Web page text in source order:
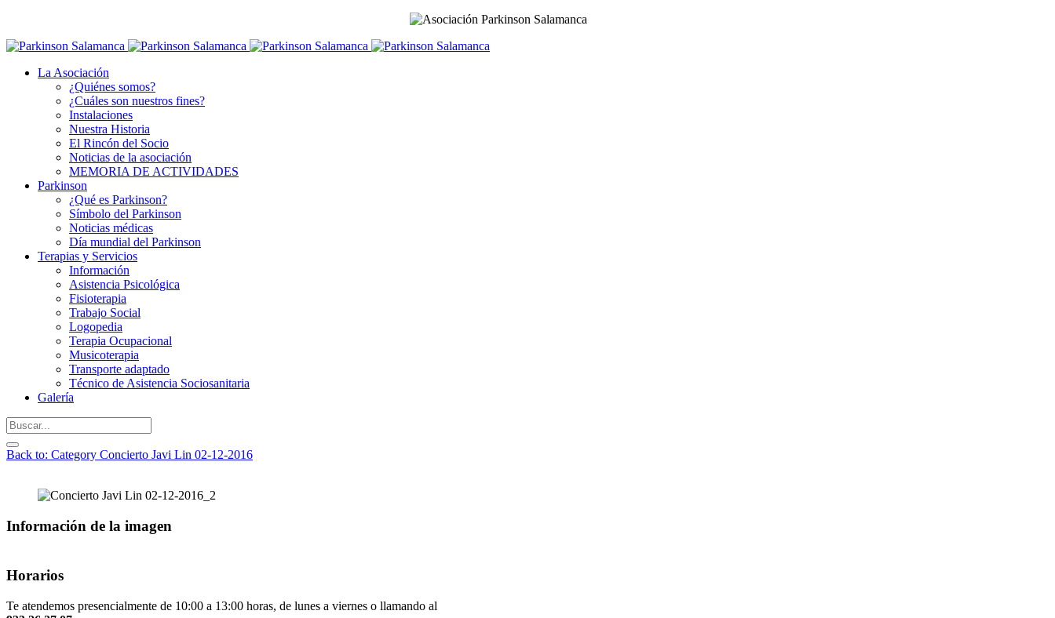
La Asociación
¿Quiénes somos?
¿Cuáles son nuestros fines?
Instalaciones
Nuestra Historia
El Rincón del Socio
Noticias de la asociación
MEMORIA DE ACTIVIDADES
Parkinson
¿Qué es Parkinson?
Símbolo del Parkinson
Noticias médicas
Día mundial del Parkinson
Terapias y Servicios
Información
Asistencia Psicológica
Fisioterapia
Trabajo Social
Logopedia
Terapia Ocupacional
Musicoterapia
Transporte adaptado
Técnico de Asistencia Sociosanitaria
Galería
Back to: Category Concierto Javi Lin 02-12-2016
Información de la imagen
Horarios
Te atendemos presencialmente de 10:00 a 13:00 horas, de lunes a viernes o llamando al